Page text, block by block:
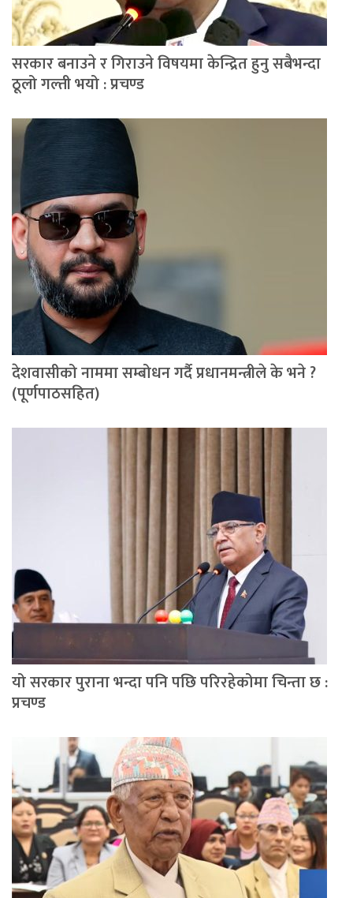
सरकार बनाउने र गिराउने विषयमा केन्द्रित हुनु सबैभन्दा
ठूलो गल्ती भयो : प्रचण्ड
देशवासीको नाममा सम्बोधन गर्दै प्रधानमन्त्रीले के भने ?
(पूर्णपाठसहित)
यो सरकार पुराना भन्दा पनि पछि परिरहेकोमा चिन्ता छ :
प्रचण्ड